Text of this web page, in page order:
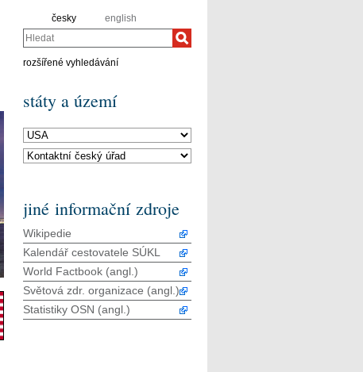
česky english
Hledat
rozšířené vyhledávání
státy a území
jiné informační zdroje
Wikipedie
Kalendář cestovatele SÚKL
World Factbook (angl.)
Světová zdr. organizace (angl.)
Statistiky OSN (angl.)